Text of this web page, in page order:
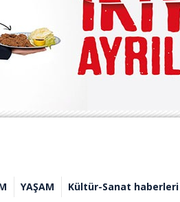
YAŞAM Kültür-Sanat haberleri